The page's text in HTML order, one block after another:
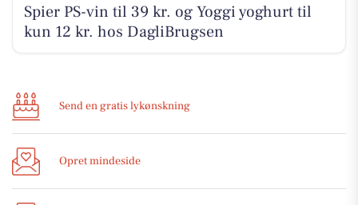
Spier PS-vin til 39 kr. og Yoggi yoghurt til
kun 12 kr. hos DagliBrugsen
Send en gratis lykønskning
Opret mindeside